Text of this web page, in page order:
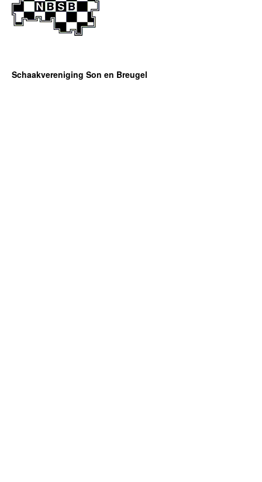
Schaakvereniging Son en Breugel